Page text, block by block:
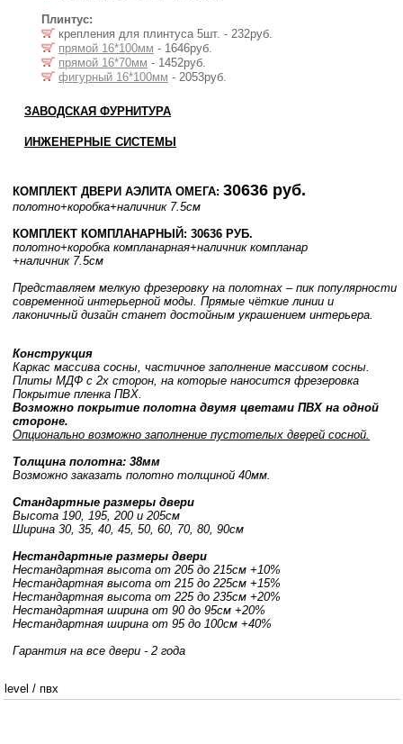
Плинтус:
крепления для плинтуса 5шт. - 232руб.
прямой 16*100мм - 1646руб.
прямой 16*70мм - 1452руб.
фигурный 16*100мм - 2053руб.
ЗАВОДСКАЯ ФУРНИТУРА
ИНЖЕНЕРНЫЕ СИСТЕМЫ
КОМПЛЕКТ ДВЕРИ АЭЛИТА ОМЕГА: 30636 руб.
полотно+коробка+наличник 7.5см
КОМПЛЕКТ КОМПЛАНАРНЫЙ: 30636 РУБ.
полотно+коробка компланарная+наличник компланар
+наличник 7.5см
Представляем мелкую фрезеровку на полотнах – пик популярности
современной интерьерной моды. Прямые чёткие линии и
лаконичный дизайн станет достойным украшением интерьера.
Конструкция
Каркас массива сосны, частичное заполнение массивом сосны.
Плиты МДФ с 2х сторон, на которые наносится фрезеровка
Покрытие пленка ПВХ.
Возможно покрытие полотна двумя цветами ПВХ на одной
стороне.
Опционально возможно заполнение пустотелых дверей сосной.
Толщина полотна: 38мм
Возможно заказать полотно толщиной 40мм.
Стандартные размеры двери
Высота 190, 195, 200 и 205см
Ширина 30, 35, 40, 45, 50, 60, 70, 80, 90см
Нестандартные размеры двери
Нестандартная высота от 205 до 215см +10%
Нестандартная высота от 215 до 225см +15%
Нестандартная высота от 225 до 235см +20%
Нестандартная ширина от 90 до 95см +20%
Нестандартная ширина от 95 до 100см +40%
Гарантия на все двери - 2 года
level / пвх